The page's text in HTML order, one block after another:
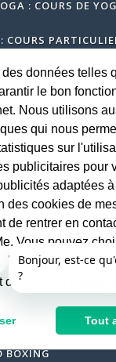
: COURS DE
COURS
TRAINING
PHYSIQUE
: COURS
MÉDITATION
NORDIQUE
BOXING
données telles
le bon
Nous utilisons
qui nous
sur
publicitaires pour
adaptées
des cookies de
de rentrer en
Vous pouvez
non
du site.
Tout